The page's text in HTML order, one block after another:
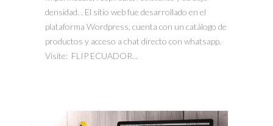
densidad. . El sitio web fue desarrollado en el
plataforma Wordpress, cuenta con un catálogo de
productos y acceso a chat directo con whatsapp.
Visite: FLIP ECUADOR...